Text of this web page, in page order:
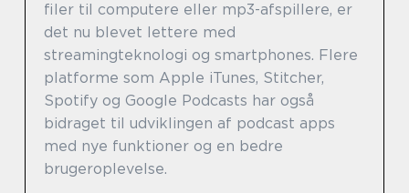
filer til computere eller mp3-afspillere, er
det nu blevet lettere med
streamingteknologi og smartphones. Flere
platforme som Apple iTunes, Stitcher,
Spotify og Google Podcasts har også
bidraget til udviklingen af podcast apps
med nye funktioner og en bedre
brugeroplevelse.